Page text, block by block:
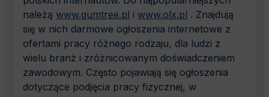
należą www.gumtree.pl i www.olx.pl . Znajdują
się w nich darmowe ogłoszenia internetowe z
ofertami pracy różnego rodzaju, dla ludzi z
wielu branż i zróżnicowanym doświadczeniem
zawodowym. Często pojawiają się ogłoszenia
dotyczące podjęcia pracy fizycznej, w